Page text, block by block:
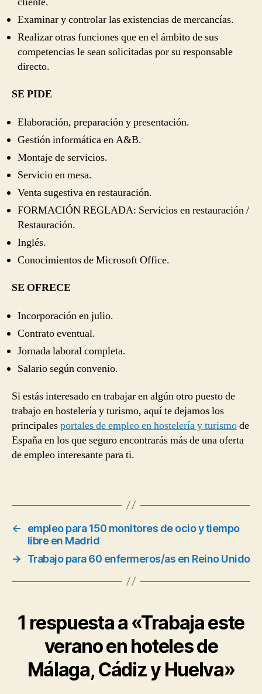
Examinar y controlar las existencias de mercancías.
Realizar otras funciones que en el ámbito de sus
competencias le sean solicitadas por su responsable
directo.
SE PIDE
Elaboración, preparación y presentación.
Gestión informática en A&B.
Montaje de servicios.
Servicio en mesa.
Venta sugestiva en restauración.
FORMACIÓN REGLADA: Servicios en restauración /
Restauración.
Inglés.
Conocimientos de Microsoft Office.
SE OFRECE
Incorporación en julio.
Contrato eventual.
Jornada laboral completa.
Salario según convenio.
Si estás interesado en trabajar en algún otro puesto de
trabajo en hostelería y turismo, aquí te dejamos los
principalesportales de empleo en hostelería y turismode
España en los que seguro encontrarás más de una oferta
de empleo interesante para ti.
←
empleo para 150 monitores de ocio y tiempo
libre en Madrid
→
Trabajo para 60 enfermeros/as en Reino Unido
1 respuesta a «Trabaja este
verano en hoteles de
Málaga, Cádiz y Huelva»